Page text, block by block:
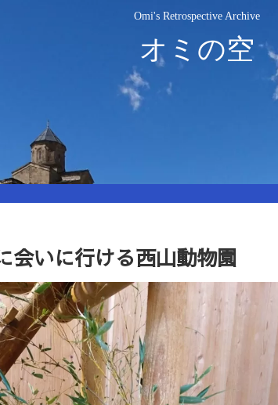
Omi's Retrospective Archive
オミの空
会いに行ける西山動物園